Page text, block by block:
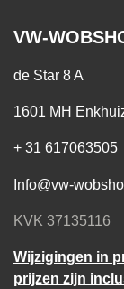
VW-
de Star 8 A
1601 MH
+ 31 617063505
Info@vw-
KVK 37135116
Wijzigingen in
prijzen zijn